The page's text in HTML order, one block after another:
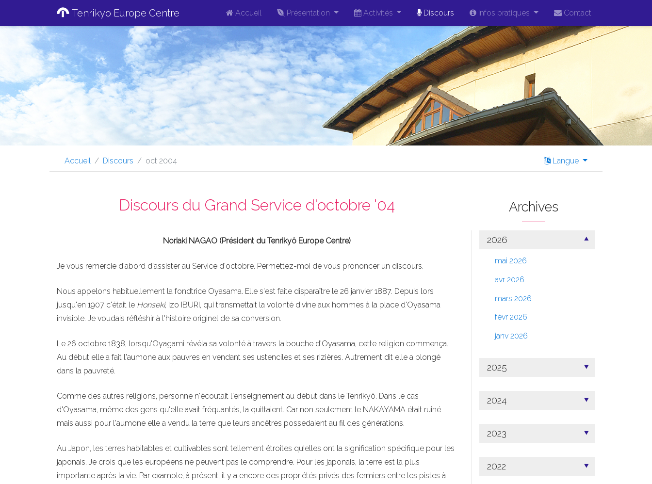
Tenrikyo Europe Centre Accueil Présentation Activités Discours Infos pratiques Contact
Langue
Accueil Discours oct 2004
Discours du Grand Service d'octobre '04
Noriaki NAGAO (Président du Tenrikyô Europe Centre)
Je vous remercie d'abord d'assister au Service d'octobre. Permettez-moi de vous prononcer un discours.
Nous appelons habituellement la fondtrice Oyasama. Elle s'est faite disparaître le 26 janvier 1887. Depuis lors
jusqu'en 1907 c'était le Honseki, Izo IBURI, qui transmettait la volonté divine aux hommes à la place d'Oyasama
invisible. Je voudais réfléshir à l'histoire originel de sa conversion.
Le 26 octobre 1838, lorsqu'Oyagami révéla sa volonté à travers la bouche d'Oyasama, cette religion commença.
Au début elle a fait l'aumone aux pauvres en vendant ses ustenciles et ses rizières. Autrement dit elle a plongé
dans la pauvreté.
Comme des autres religions, personne n'écoutait l'enseignement au début dans le Tenrikyô. Dans le cas
d'Oyasama, même des gens qu'elle avait fréquantés, la quittaient. Car non seulement le NAKAYAMA était ruiné
mais aussi pour l'aumone elle a vendu la terre que leurs ancêtres possedaient au fil des générations.
Au Japon, les terres habitables et cultivables sont tellement étroites qu!elles ont la signification spécifique pour les
japonais. Je crois que les européens ne peuvent pas le comprendre. Pour les japonais, la terre est la plus
importante après la vie. Par example, à présent, il y a encore des propriétés privés des fermiers entre les pistes à
Archives
2026
mai 2026
avr 2026
mars 2026
févr 2026
janv 2026
2025
2024
2023
2022